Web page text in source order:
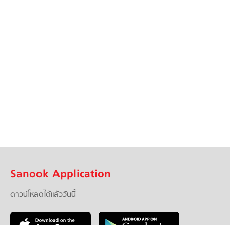
Sanook Application
ดาวน์โหลดได้แล้ววันนี้